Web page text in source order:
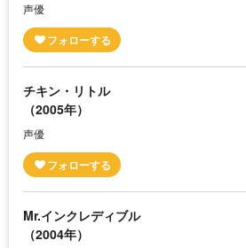
声優
チキン・リトル
（2005年）
声優
Mr.インクレディブル
（2004年）